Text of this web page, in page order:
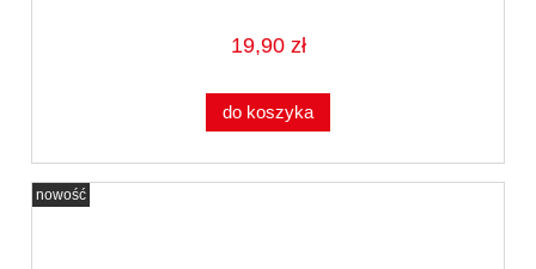
19,90 zł
do koszyka
nowość